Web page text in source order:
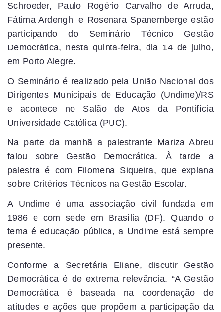
Schroeder, Paulo Rogério Carvalho de Arruda,
Fátima Ardenghi e Rosenara Spanemberge estão
participando do Seminário Técnico Gestão
Democrática, nesta quinta-feira, dia 14 de julho,
em Porto Alegre.
O Seminário é realizado pela União Nacional dos
Dirigentes Municipais de Educação (Undime)/RS
e acontece no Salão de Atos da Pontifícia
Universidade Católica (PUC).
Na parte da manhã a palestrante Mariza Abreu
falou sobre Gestão Democrática. À tarde a
palestra é com Filomena Siqueira, que explana
sobre Critérios Técnicos na Gestão Escolar.
A Undime é uma associação civil fundada em
1986 e com sede em Brasília (DF). Quando o
tema é educação pública, a Undime está sempre
presente.
Conforme a Secretária Eliane, discutir Gestão
Democrática é de extrema relevância. “A Gestão
Democrática é baseada na coordenação de
atitudes e ações que propõem a participação da